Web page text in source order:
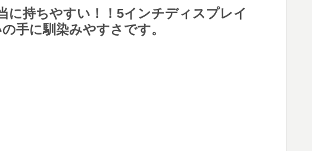
に持ちやすい！！5インチディスプレイ
手に馴染みやすさです。